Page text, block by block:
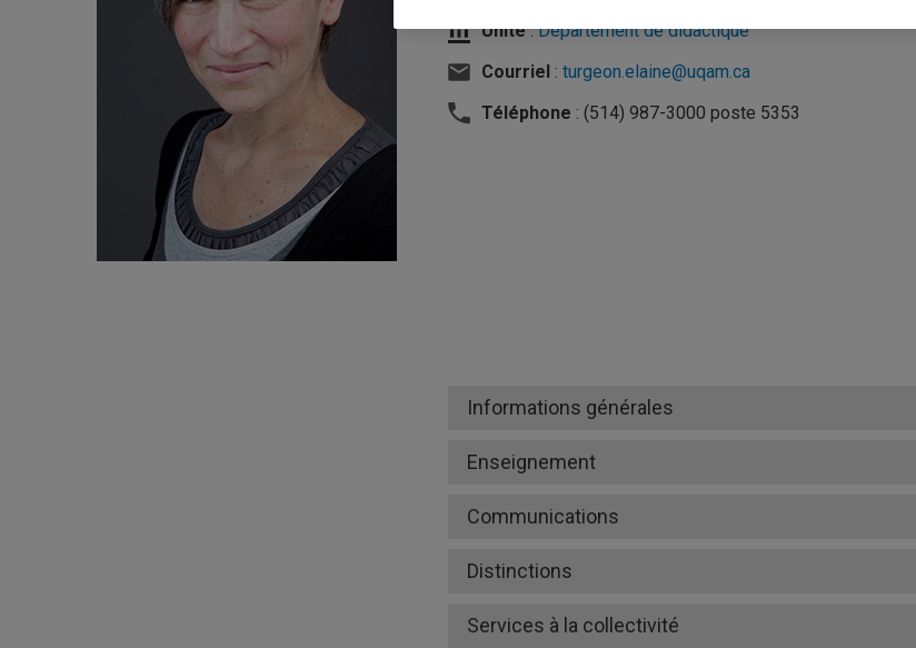
Unité:Département de didactique
Courriel: turgeon.elaine@uqam.ca
Téléphone : (514) 987-3000 poste 5353
Informations générales
Enseignement
Communications
Distinctions
Services à la collectivité